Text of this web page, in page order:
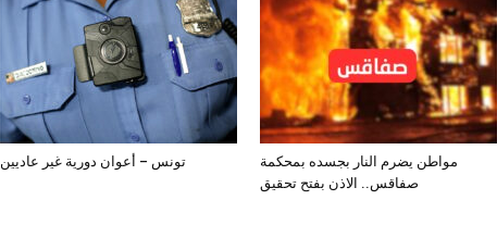
تونس – أعوان دورية غير عاديين
مواطن يضرم النار بجسده بمحكمة
صفاقس.. الاذن بفتح تحقيق